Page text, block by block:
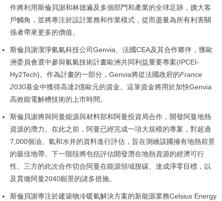
作將利用斯倫貝謝和林德遍及多個部門和產業的全球足跡，擴大客
戶觸角，並將專注於設計業務和作業模式，從而盡量為所有利害關
係者帶來更多的價值。
斯倫貝謝潔淨氫氣科技公司Genvia、法國CEA及其合作夥伴，獲歐
洲委員會選中參與氫氣技術計畫歐洲共同利益重要專案(IPCEI-
Hy2Tech)。作為計畫的一部分，Genvia將從法國政府的France
2030基金中獲得高達2億歐元的資金。這筆資金將用於加快Genvia
高效能電解槽技術的上市時間。
斯倫貝謝將與阿曼能源與材料部和阿曼投資局合作，開發阿曼地熱
資源的潛力。在此之前，阿曼已經完成一項大規模的專案，對超過
7,000個油、氣和水井的資料進行評估，旨在測繪該國擁有地熱前景
的最佳地帶。下一階段將包括評估開發潛在地熱資源的經濟可行
性。三方的此次合作切合阿曼在能源領域脫碳、達成淨零目標，以
及貫徹阿曼2040願景的諸多措施。
斯倫貝謝專注於建築物冷暖氣解決方案的新能源業務Celsius Energy